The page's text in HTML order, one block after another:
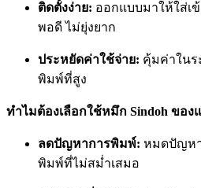
ติดตั้งง่าย: ออกแบบมาให้ใส่เ
พอดี ไม่ยุ่งยาก
ประหยัดค่าใช้จ่าย: คุ้มค่าในร
พิมพ์ที่สูง
ทำไมต้องเลือกใช้หมึก Sindoh ของ
ลดปัญหาการพิมพ์: หมดปัญหา
พิมพ์ที่ไม่สม่ำเสมอ